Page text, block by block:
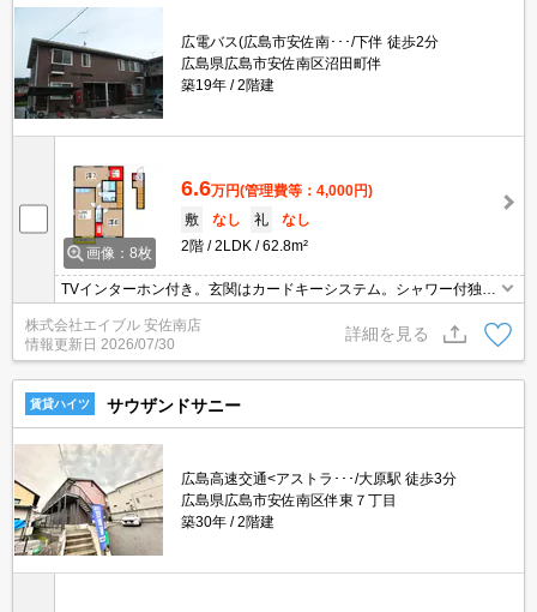
広電バス(広島市安佐南･･･/下伴 徒歩2分
広島県広島市安佐南区沼田町伴
築19年
2階建
画像：8枚
6.6万円(管理費等：4,000円)
敷
なし 礼
なし
2階
2LDK 62.8m²
TVインターホン付き。玄関はカードキーシステム。シャワー付独立
洗面台。インターネット無料。クローゼット付。追焚き機能付バ
ス。ウォークインクローゼット付き。BS受信可。駐輪場有。
株式会社エイブル 安佐南店
情報更新日 2026/07/30
詳細を見る
賃貸ハイツ サウザンドサニー
広島高速交通<アストラ･･･/大原駅 徒歩3分
広島県広島市安佐南区伴東７丁目
築30年
2階建